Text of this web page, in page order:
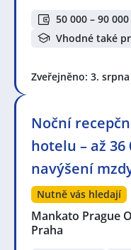
50 000 – 90 000
Vhodné také
Zveřejněno: 3. srpna
Noční
hotelu – až 36
navýšení
Nutně vás hledají
Mankato Prague
Praha